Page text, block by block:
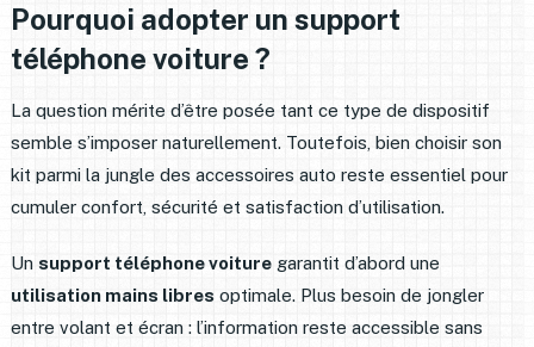
Pourquoi adopter un support
téléphone voiture ?
La question mérite d’être posée tant ce type de dispositif
semble s’imposer naturellement. Toutefois, bien choisir son
kit parmi la jungle des accessoires auto reste essentiel pour
cumuler confort, sécurité et satisfaction d’utilisation.
Un support téléphone voituregarantit d’abord une
utilisation mains libresoptimale. Plus besoin de jongler
entre volant et écran : l’information reste accessible sans